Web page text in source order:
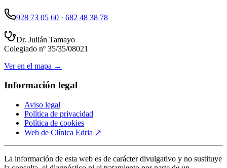
928 73 05 60 · 682 48 38 78
Dr. Julián Tamayo
Colegiado nº 35/35/08021
Ver en el mapa →
Información legal
Aviso legal
Política de privacidad
Política de cookies
Web de Clínica Edria ↗
La información de esta web es de carácter divulgativo y no sustituye